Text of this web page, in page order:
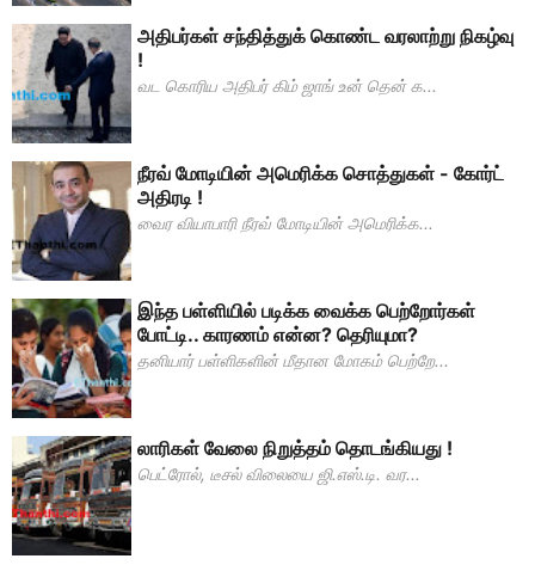
அதிபர்கள் சந்தித்துக் கொண்ட வரலாற்று நிகழ்வு
!
வட கொரிய அதிபர் கிம் ஜாங் உன் தென் க...
நீரவ் மோடியின் அமெரிக்க சொத்துகள் - கோர்ட்
அதிரடி !
வைர வியாபாரி நீரவ் மோடியின் அமெரிக்க...
இந்த பள்ளியில் படிக்க வைக்க பெற்றோர்கள்
போட்டி.. காரணம் என்ன? தெரியுமா?
தனியார் பள்ளிகளின் மீதான மோகம் பெற்றே...
லாரிகள் வேலை நிறுத்தம் தொடங்கியது !
பெட்ரோல், டீசல் விலையை ஜி.எஸ்.டி. வர...